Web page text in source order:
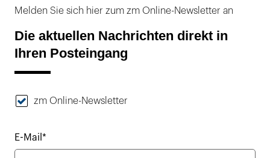
Melden Sie sich hier zum zm Online-Newsletter an
Die aktuellen Nachrichten direkt in
Ihren Posteingang
zm Online-Newsletter
E-Mail*